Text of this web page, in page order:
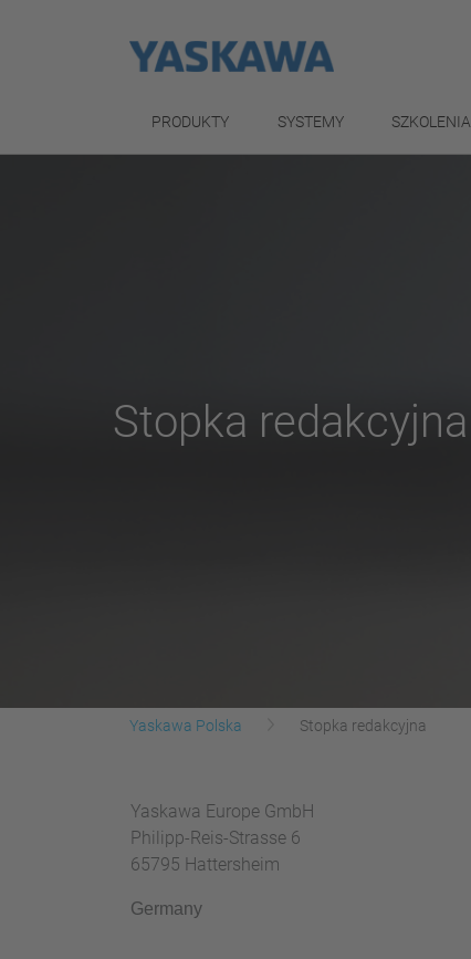
PRODUKTY SYSTEMY SZKOLENIA
Stopka redakcyjna
Yaskawa Polska Stopka redakcyjna
Yaskawa Europe GmbH
Philipp-Reis-Strasse 6
65795 Hattersheim
Germany